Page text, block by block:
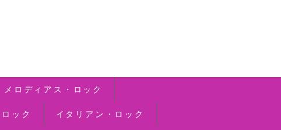
メロディアス・ロック
ック イタリアン・ロック